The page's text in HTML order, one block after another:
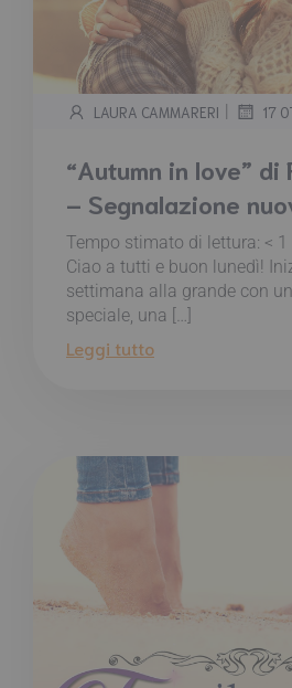
LAURA CAMMARERI | 17
“Autumn in love” di
– Segnalazione
Tempo stimato di lettura: < 1
Ciao a tutti e buon lunedì!
settimana alla grande con
speciale, una […]
Leggi tutto